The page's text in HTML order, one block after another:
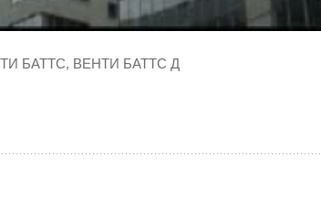
БАТТС, ВЕНТИ БАТТС Д